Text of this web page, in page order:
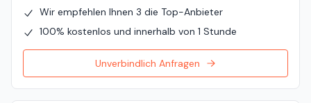
Wir empfehlen Ihnen 3 die Top-Anbieter
100% kostenlos und innerhalb von 1 Stunde
Unverbindlich Anfragen